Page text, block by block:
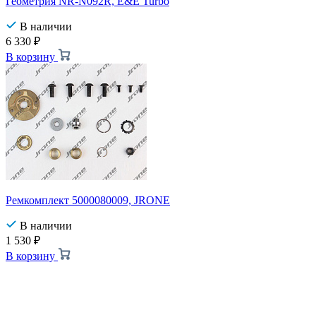
В наличии
6 330 ₽
В корзину
Ремкомплект 5000080009, JRONE
В наличии
1 530 ₽
В корзину